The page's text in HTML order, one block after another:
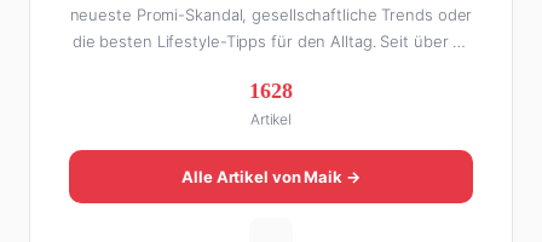
neueste Promi-Skandal, gesellschaftliche Trends oder
die besten Lifestyle-Tipps für den Alltag. Seit über 10
Online zu einer der führenden Männer-Lifestyle-
Plattformen im deutschsprachigen Raum aufgebaut.
Sein Weg dahin war alles andere als geradlinig: Die
eine Hälfte seines Lebens stand er in der
Gastronomie – mit allem, was dazugehört. Die andere
1628
Artikel
Alle Artikel von Maik →